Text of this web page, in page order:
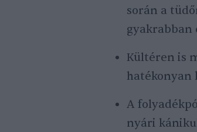
során a
gyakrabban
Kültéren is
hatékonyan
A
nyári